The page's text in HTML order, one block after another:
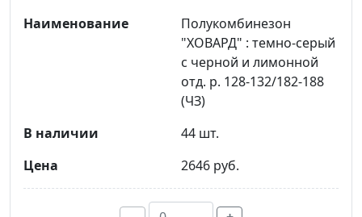
Полукомбинезон
"ХОВАРД" : темно-серый
с черной и лимонной
отд. р. 128-132/182-188
(ЧЗ)
44 шт.
2646 руб.